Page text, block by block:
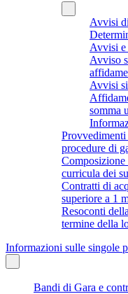
Avvisi
Avvisi e
Avviso
Avvisi
somma
Provvedimenti
procedure di
Composizione
curricula dei
Contratti di
superiore a 1
Resoconti
termine della
Informazioni sulle singole
Bandi di Gara e